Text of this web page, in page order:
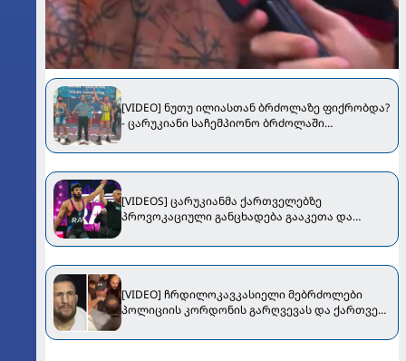
[VIDEO] ნუთუ ილიასთან ბრძოლაზე ფიქრობდა?
- ცარუკიანი საჩემპიონო ბრძოლაში
[VIDEOS] ცარუკიანმა ქართველებზე
პროვოკაციული განცხადება გააკეთა და
[VIDEO] ჩრდილოკავკასიელი მებრძოლები
პოლიციის კორდონის გარღვევას და ქართველ
ინციდენტი RAF-ის პრესკონფერენციაზე